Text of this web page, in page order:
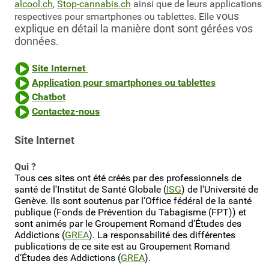
alcool.ch, Stop-cannabis.ch ainsi que de leurs applications
respectives pour smartphones ou tablettes. Elle vous
explique en détail la manière dont sont gérées vos
données.
Site Internet
Application pour smartphones ou tablettes
Chatbot
Contactez-nous
Site Internet
Qui ?
Tous ces sites ont été créés par des professionnels de
santé de l'Institut de Santé Globale (ISG) de l'Université de
Genève. Ils sont soutenus par l'Office fédéral de la santé
publique (Fonds de Prévention du Tabagisme (FPT)) et
sont animés par le Groupement Romand d’Études des
Addictions (GREA). La responsabilité des différentes
publications de ce site est au Groupement Romand
d’Études des Addictions (GREA).